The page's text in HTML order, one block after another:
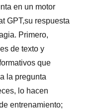
en un motor
GPT,su respuesta
Primero,
de texto y
que
la pregunta
lo hacen
entrenamiento;